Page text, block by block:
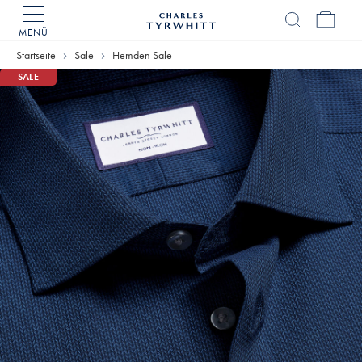
MENÜ
Home
Startseite Sale Hemden Sale
SALE